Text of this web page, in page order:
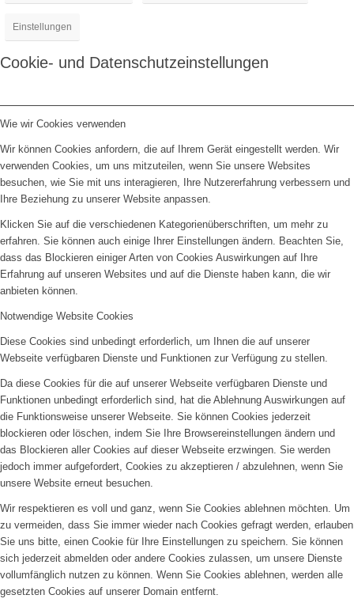
Einstellungen
Cookie- und Datenschutzeinstellungen
Wie wir Cookies verwenden
Wir können Cookies anfordern, die auf Ihrem Gerät eingestellt werden. Wir
verwenden Cookies, um uns mitzuteilen, wenn Sie unsere Websites
besuchen, wie Sie mit uns interagieren, Ihre Nutzererfahrung verbessern und
Ihre Beziehung zu unserer Website anpassen.
Klicken Sie auf die verschiedenen Kategorienüberschriften, um mehr zu
erfahren. Sie können auch einige Ihrer Einstellungen ändern. Beachten Sie,
dass das Blockieren einiger Arten von Cookies Auswirkungen auf Ihre
Erfahrung auf unseren Websites und auf die Dienste haben kann, die wir
anbieten können.
Notwendige Website Cookies
Diese Cookies sind unbedingt erforderlich, um Ihnen die auf unserer
Webseite verfügbaren Dienste und Funktionen zur Verfügung zu stellen.
Da diese Cookies für die auf unserer Webseite verfügbaren Dienste und
Funktionen unbedingt erforderlich sind, hat die Ablehnung Auswirkungen auf
die Funktionsweise unserer Webseite. Sie können Cookies jederzeit
blockieren oder löschen, indem Sie Ihre Browsereinstellungen ändern und
das Blockieren aller Cookies auf dieser Webseite erzwingen. Sie werden
jedoch immer aufgefordert, Cookies zu akzeptieren / abzulehnen, wenn Sie
unsere Website erneut besuchen.
Wir respektieren es voll und ganz, wenn Sie Cookies ablehnen möchten. Um
zu vermeiden, dass Sie immer wieder nach Cookies gefragt werden, erlauben
Sie uns bitte, einen Cookie für Ihre Einstellungen zu speichern. Sie können
sich jederzeit abmelden oder andere Cookies zulassen, um unsere Dienste
vollumfänglich nutzen zu können. Wenn Sie Cookies ablehnen, werden alle
gesetzten Cookies auf unserer Domain entfernt.